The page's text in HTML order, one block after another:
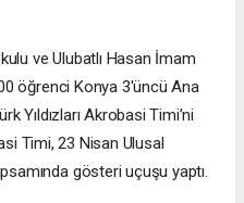
ve Ulubatlı Hasan İmam
öğrenci Konya 3'üncü Ana
Yıldızları Akrobasi Timi’ni
Timi, 23 Nisan Ulusal
gösteri uçuşu yaptı.